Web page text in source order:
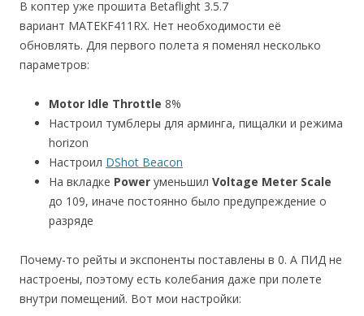
В коптер уже прошита Betaflight 3.5.7
вариант MATEKF411RX. Нет необходимости её
обновлять. Для первого полета я поменял несколько
параметров:
Motor Idle Throttle 8%
Настроил тумблеры для арминга, пищалки и режима
horizon
Настроил DShot Beacon
На вкладке Power уменьшил Voltage Meter Scale
до 109, иначе постоянно было предупреждение о
разряде
Почему-то рейты и экспоненты поставлены в 0. А ПИД не
настроены, поэтому есть колебания даже при полете
внутри помещений. Вот мои настройки: